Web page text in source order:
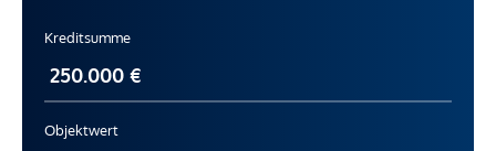
Kreditsumme
Objektwert